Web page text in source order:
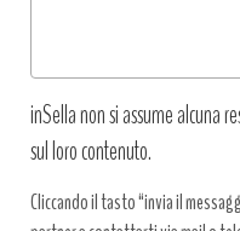
inSella non si assume alcuna
sul loro contenuto.
Cliccando il tasto “invia il